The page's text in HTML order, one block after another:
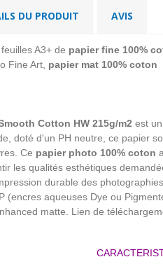
DU PRODUIT AVIS
A3+ de papier fine 100%
Fine Art, papier mat 100% coton
Cotton HW 215g/m2 est
doté d'un PH neutre, ce papier
Ce papier photo 100% coton
les qualités esthétiques
durable des
(encres aqueuses Dye ou
matte. Lien de